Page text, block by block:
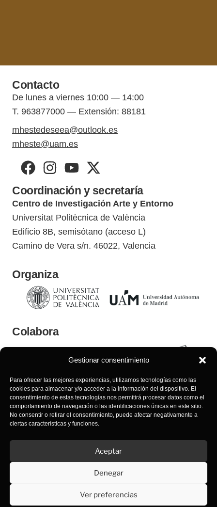
Gestionar consentimiento
Para ofrecer las mejores experiencias, utilizamos tecnologías como las
cookies para almacenar y/o acceder a la información del dispositivo. El
consentimiento de estas tecnologías nos permitirá procesar datos como el
comportamiento de navegación o las identificaciones únicas en este sitio.
No consentir o retirar el consentimiento, puede afectar negativamente a
ciertas características y funciones.
Aceptar
Denegar
Ver preferencias
Contacto
De lunes a viernes 10:00 — 14:00
T. 963877000 — Extensión: 88181
mhestedeseea@outlook.es
mheste@uam.es
Coordinación y secretaría
Centro de Investigación Arte y Entorno
Universitat Politècnica de València
Edificio 8B, semisótano (acceso L)
Camino de Vera s/n. 46022, Valencia
Organiza
Colabora
Preguntas frecuentes